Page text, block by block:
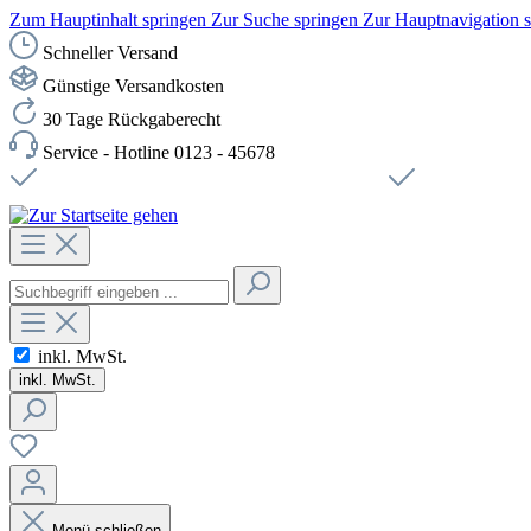
Zum Hauptinhalt springen Zur Suche springen Zur Hauptnavigation
Schneller Versand
Günstige Versandkosten
30 Tage Rückgaberecht
Service - Hotline 0123 - 45678
inkl. MwSt.
inkl. MwSt.